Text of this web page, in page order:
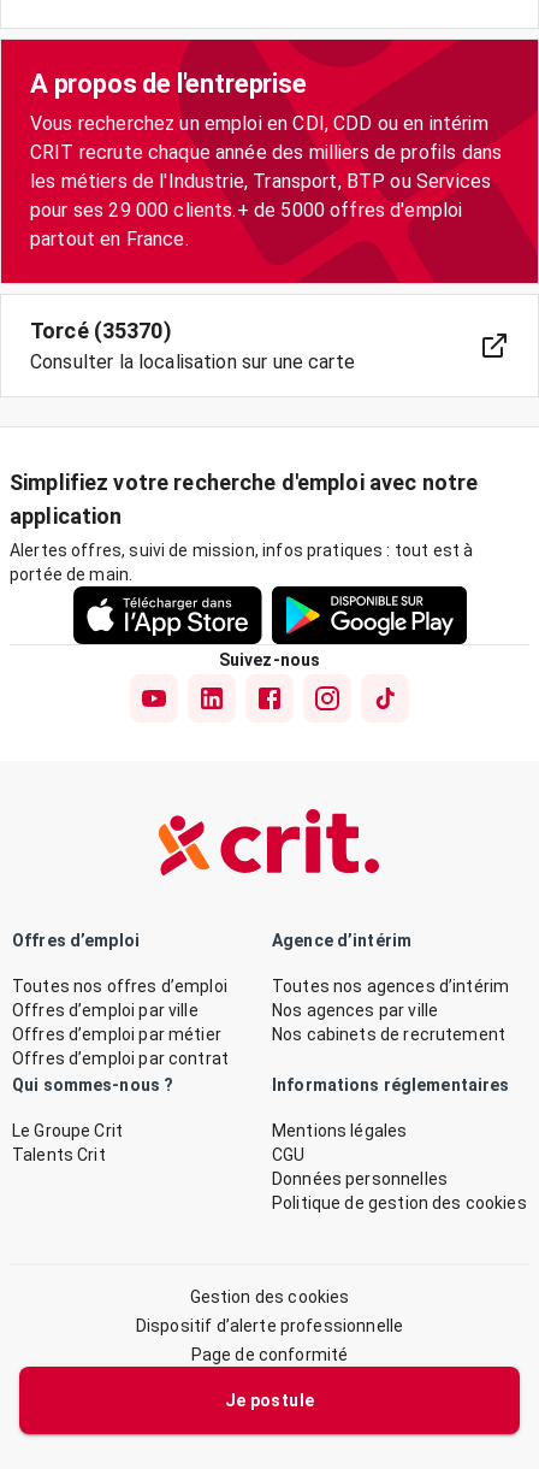
Je postule
A propos de l'entreprise
Vous recherchez un emploi en CDI, CDD ou en intérim
CRIT recrute chaque année des milliers de profils dans
les métiers de l'Industrie, Transport, BTP ou Services
pour ses 29 000 clients.+ de 5000 offres d'emploi
partout en France.
Torcé (35370)
Consulter la localisation sur une carte
Simplifiez votre recherche d'emploi avec notre
application
Alertes offres, suivi de mission, infos pratiques : tout est à
portée de main.
Suivez-nous
Offres d’emploi
Toutes nos offres d’emploi
Offres d’emploi par ville
Offres d’emploi par métier
Offres d’emploi par contrat
Agence d’intérim
Toutes nos agences d’intérim
Nos agences par ville
Nos cabinets de recrutement
Qui sommes-nous ?
Le Groupe Crit
Talents Crit
Informations réglementaires
Mentions légales
CGU
Données personnelles
Politique de gestion des cookies
Gestion des cookies
Dispositif d’alerte professionnelle
Page de conformité
© 2026 CRIT